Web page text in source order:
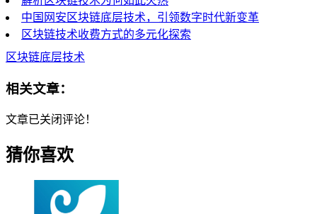
中国网安区块链底层技术，引领数字时代新变革
区块链技术收费方式的多元化探索
区块链底层技术
相关文章：
文章已关闭评论！
猜你喜欢